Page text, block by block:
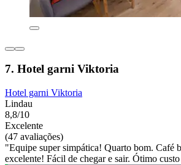
7. Hotel garni Viktoria
Hotel garni Viktoria
Lindau
8,8/10
Excelente
(47 avaliações)
"Equipe super simpática! Quarto bom. Café
excelente! Fácil de chegar e sair. Ótimo